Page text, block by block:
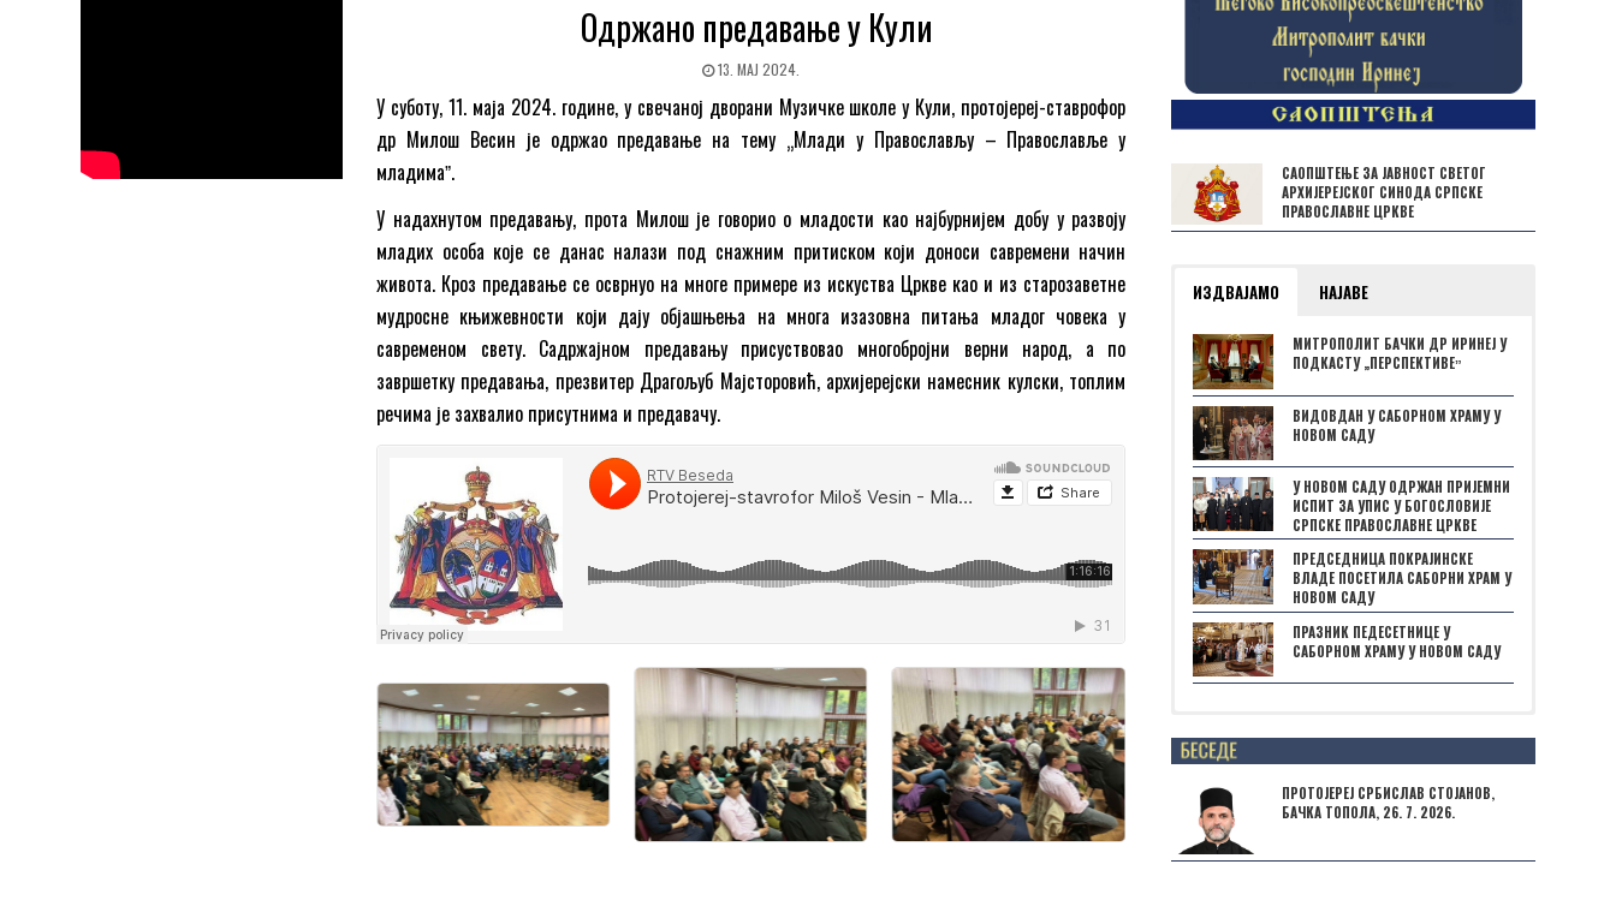
Одржано предавање у Кули
13. МАЈ 2024.
У суботу, 11. маја 2024. године, у свечаној дворани Музичке школе у Кули, протојереј-ставрофор
др Милош Весин је одржао предавање на тему „Млади у Православљу – Православље у
младимаˮ.
У надахнутом предавању, прота Милош је говорио о младости као најбурнијем добу у развоју
младих особа које се данас налази под снажним притиском који доноси савремени начин
живота. Кроз предавање се осврнуо на многе примере из искуства Цркве као и из старозаветне
мудросне књижевности који дају објашњења на многа изазовна питања младог човека у
савременом свету. Садржајном предавању присуствовао многобројни верни народ, а по
завршетку предавања, презвитер Драгољуб Мајсторовић, архијерејски намесник кулски, топлим
речима је захвалио присутнима и предавачу.
САОПШТЕЊЕ ЗА ЈАВНОСТ СВЕТОГ
АРХИЈЕРЕЈСКОГ СИНОДА СРПСКЕ
ПРАВОСЛАВНЕ ЦРКВЕ
ИЗДВАЈАМО НАЈАВЕ
МИТРОПОЛИТ БАЧКИ ДР ИРИНЕЈ У
ПОДКАСТУ „ПЕРСПЕКТИВЕˮ
ВИДОВДАН У САБОРНОМ ХРАМУ У
НОВОМ САДУ
У НОВОМ САДУ ОДРЖАН ПРИЈЕМНИ
ИСПИТ ЗА УПИС У БОГОСЛОВИЈЕ
СРПСКЕ ПРАВОСЛАВНЕ ЦРКВЕ
ПРЕДСЕДНИЦА ПОКРАЈИНСКЕ
ВЛАДЕ ПОСЕТИЛА САБОРНИ ХРАМ У
НОВОМ САДУ
ПРАЗНИК ПЕДЕСЕТНИЦЕ У
САБОРНОМ ХРАМУ У НОВОМ САДУ
Posts not found
ПРОТОЈЕРЕЈ СРБИСЛАВ СТОЈАНОВ,
БАЧКА ТОПОЛА, 26. 7. 2026.